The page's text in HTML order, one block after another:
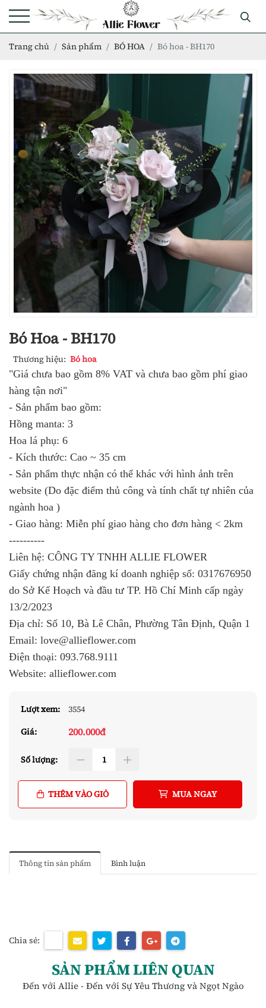
Trang chủ Sản phẩm BÓ HOA Bó hoa - BH170
Bó Hoa - BH170
Thương hiệu: Bó hoa
"Giá chưa bao gồm 8% VAT và chưa bao gồm phí giao
hàng tận nơi"
- Sản phẩm bao gồm:
Hồng manta: 3
Hoa lá phụ: 6
- Kích thước: Cao ~ 35 cm
- Sản phẩm thực nhận có thể khác với hình ảnh trên
website (Do đặc điểm thủ công và tính chất tự nhiên của
ngành hoa )
- Giao hàng: Miễn phí giao hàng cho đơn hàng < 2km
----------
Liên hệ: CÔNG TY TNHH ALLIE FLOWER
Giấy chứng nhận đăng kí doanh nghiệp số: 0317676950
do Sở Kế Hoạch và đầu tư TP. Hồ Chí Minh cấp ngày
13/2/2023
Địa chỉ: Số 10, Bà Lê Chân, Phường Tân Định, Quận 1
Email: love@allieflower.com
Điện thoại: 093.768.9111
Website: allieflower.com
Lượt xem:
3554
Giá:
200.000đ
Số lượng:
THÊM VÀO GIỎ MUA NGAY
Thông tin sản phẩm Bình luận
Chia sẻ:
SẢN PHẨM LIÊN QUAN
Đến với Allie - Đến với Sự Yêu Thương và Ngọt Ngào